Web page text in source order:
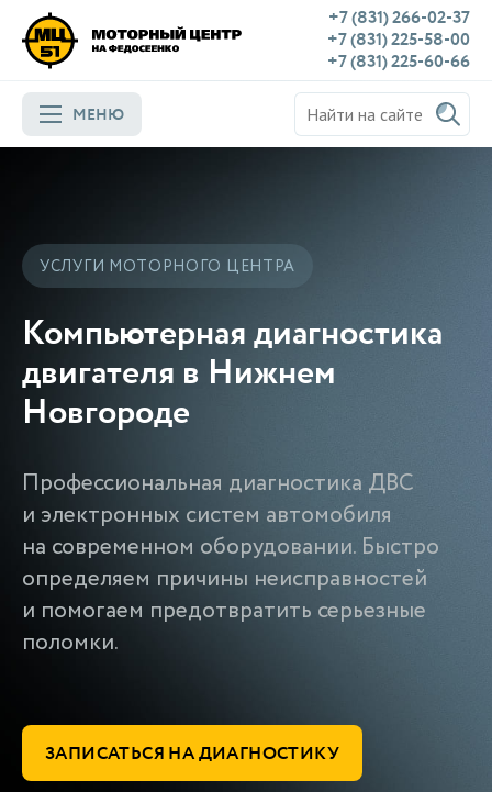
+7 (831) 266-02-37
+7 (831) 225-58-00
+7 (831) 225-60-66
МЕНЮ
УСЛУГИ МОТОРНОГО ЦЕНТРА
Компьютерная диагностика
двигателя в Нижнем
Новгороде
Профессиональная диагностика ДВС
и электронных систем автомобиля
на современном оборудовании. Быстро
определяем причины неисправностей
и помогаем предотвратить серьезные
поломки.
ЗАПИСАТЬСЯ НА ДИАГНОСТИКУ